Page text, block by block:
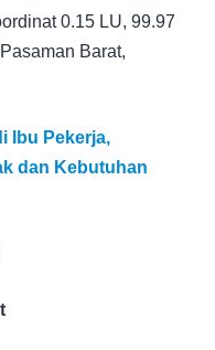
0.15 LU, 99.97
Barat,
Ibu Pekerja,
dan Kebutuhan